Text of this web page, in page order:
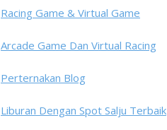
Racing Game & Virtual Game
Arcade Game Dan Virtual Racing
Perternakan Blog
Liburan Dengan Spot Salju Terbaik